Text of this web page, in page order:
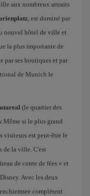
aux nombreux attraits
, est dominé par
nouvel hôtel de ville et
la plus importante de
par ses boutiques et par
de Munich le
(le quartier des
Même si le plus grand
visiteurs est peut-être le
de la ville. C'est
de conte de fées » et
Avec les deux
complètent